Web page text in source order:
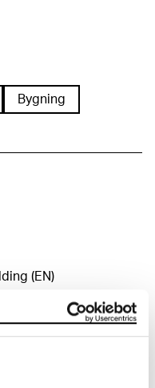
Bygning
(EN)